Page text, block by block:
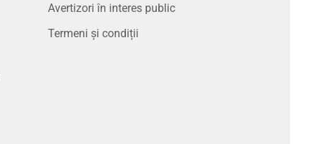
Avertizori în interes public
Termeni și condiții